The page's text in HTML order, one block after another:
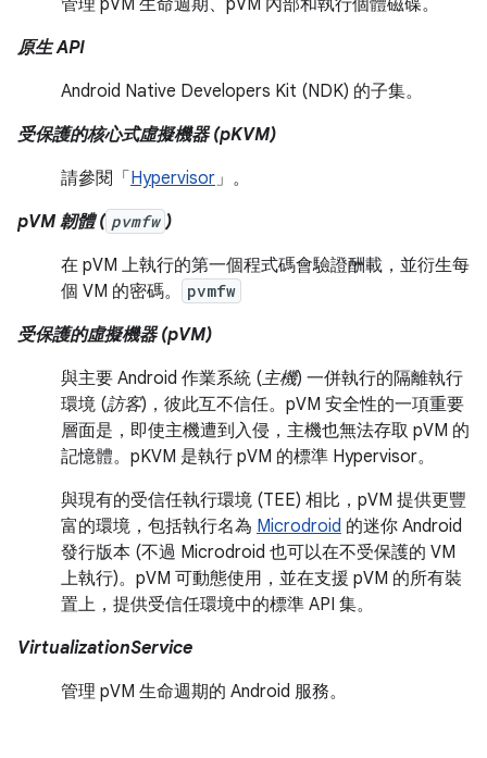
管理 pVM 生命週期、pVM 內部和執行個體磁碟。
原生 API
Android Native Developers Kit (NDK) 的子集。
受保護的核心式虛擬機器 (pKVM)
請參閱「 Hypervisor」。
pVM 韌體 ( pvmfw )
在 pVM 上執行的第一個程式碼會驗證酬載，並衍生每
個 VM 的密碼。
pvmfw
受保護的虛擬機器 (pVM)
與主要 Android 作業系統 (主機) 一併執行的隔離執行
環境 (訪客)，彼此互不信任。pVM 安全性的一項重要
層面是，即使主機遭到入侵，主機也無法存取 pVM 的
記憶體。pKVM 是執行 pVM 的標準 Hypervisor。
與現有的受信任執行環境 (TEE) 相比，pVM 提供更豐
富的環境，包括執行名為 Microdroid 的迷你 Android
發行版本 (不過 Microdroid 也可以在不受保護的 VM
上執行)。pVM 可動態使用，並在支援 pVM 的所有裝
置上，提供受信任環境中的標準 API 集。
VirtualizationService
管理 pVM 生命週期的 Android 服務。